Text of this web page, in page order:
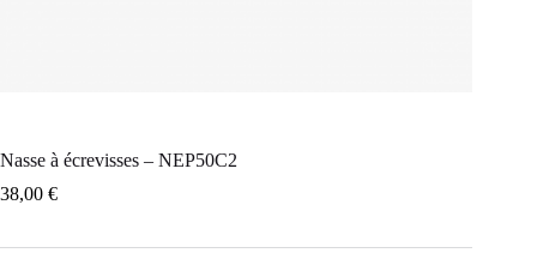
Nasse à écrevisses – NEP50C2
38,00 €